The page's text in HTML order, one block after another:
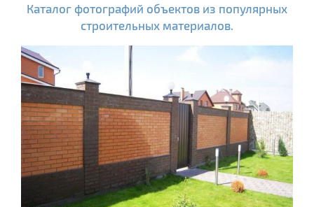
Каталог фотографий объектов из популярных
строительных материалов.